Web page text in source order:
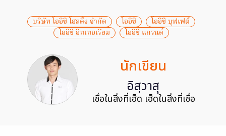
บริษัท โออิชิ โฮลดิ้ง จำกัด โออิชิ
โออิชิ บุฟเฟต์
โออิชิ อีทเทอเรียม
โออิชิ แกรนด์
นักเขียน
อิสฺวาสุ
เชื่อในสิ่งที่เฮ็ด เฮ็ดในสิ่งที่เชื่อ